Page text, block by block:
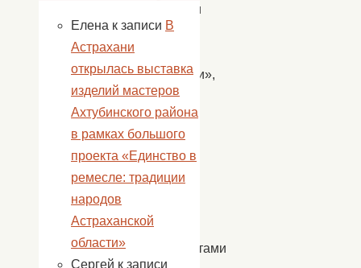
Провели
мастер
«Варежки»,
варежки
были
разных
цветов
и
разными
орнаментами
Елена к записи В
Астрахани
открылась выставка
изделий мастеров
Ахтубинского района
в рамках большого
проекта «Единство в
ремесле: традиции
народов
Астраханской
области»
Сергей к записи